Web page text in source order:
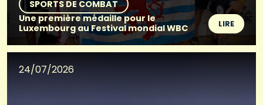
SPORTS DE COMBAT
Une première médaille pour le
Luxembourg au Festival mondial WBC
LIRE
24/07/2026